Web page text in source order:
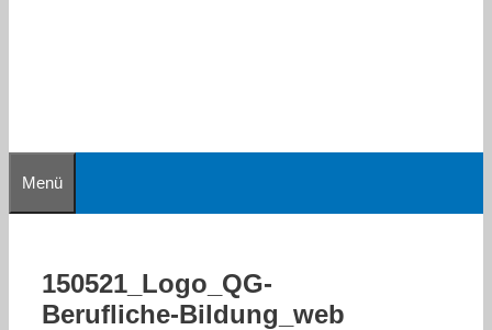
Menü
150521_Logo_QG-
Berufliche-Bildung_web